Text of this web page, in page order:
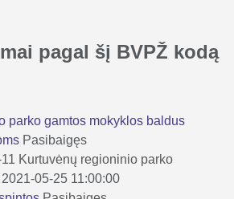
pagal šį BVPŽ kodą
parko gamtos mokyklos baldus
Pasibaigęs
Kurtuvėnų regioninio parko
05-25 11:00:00